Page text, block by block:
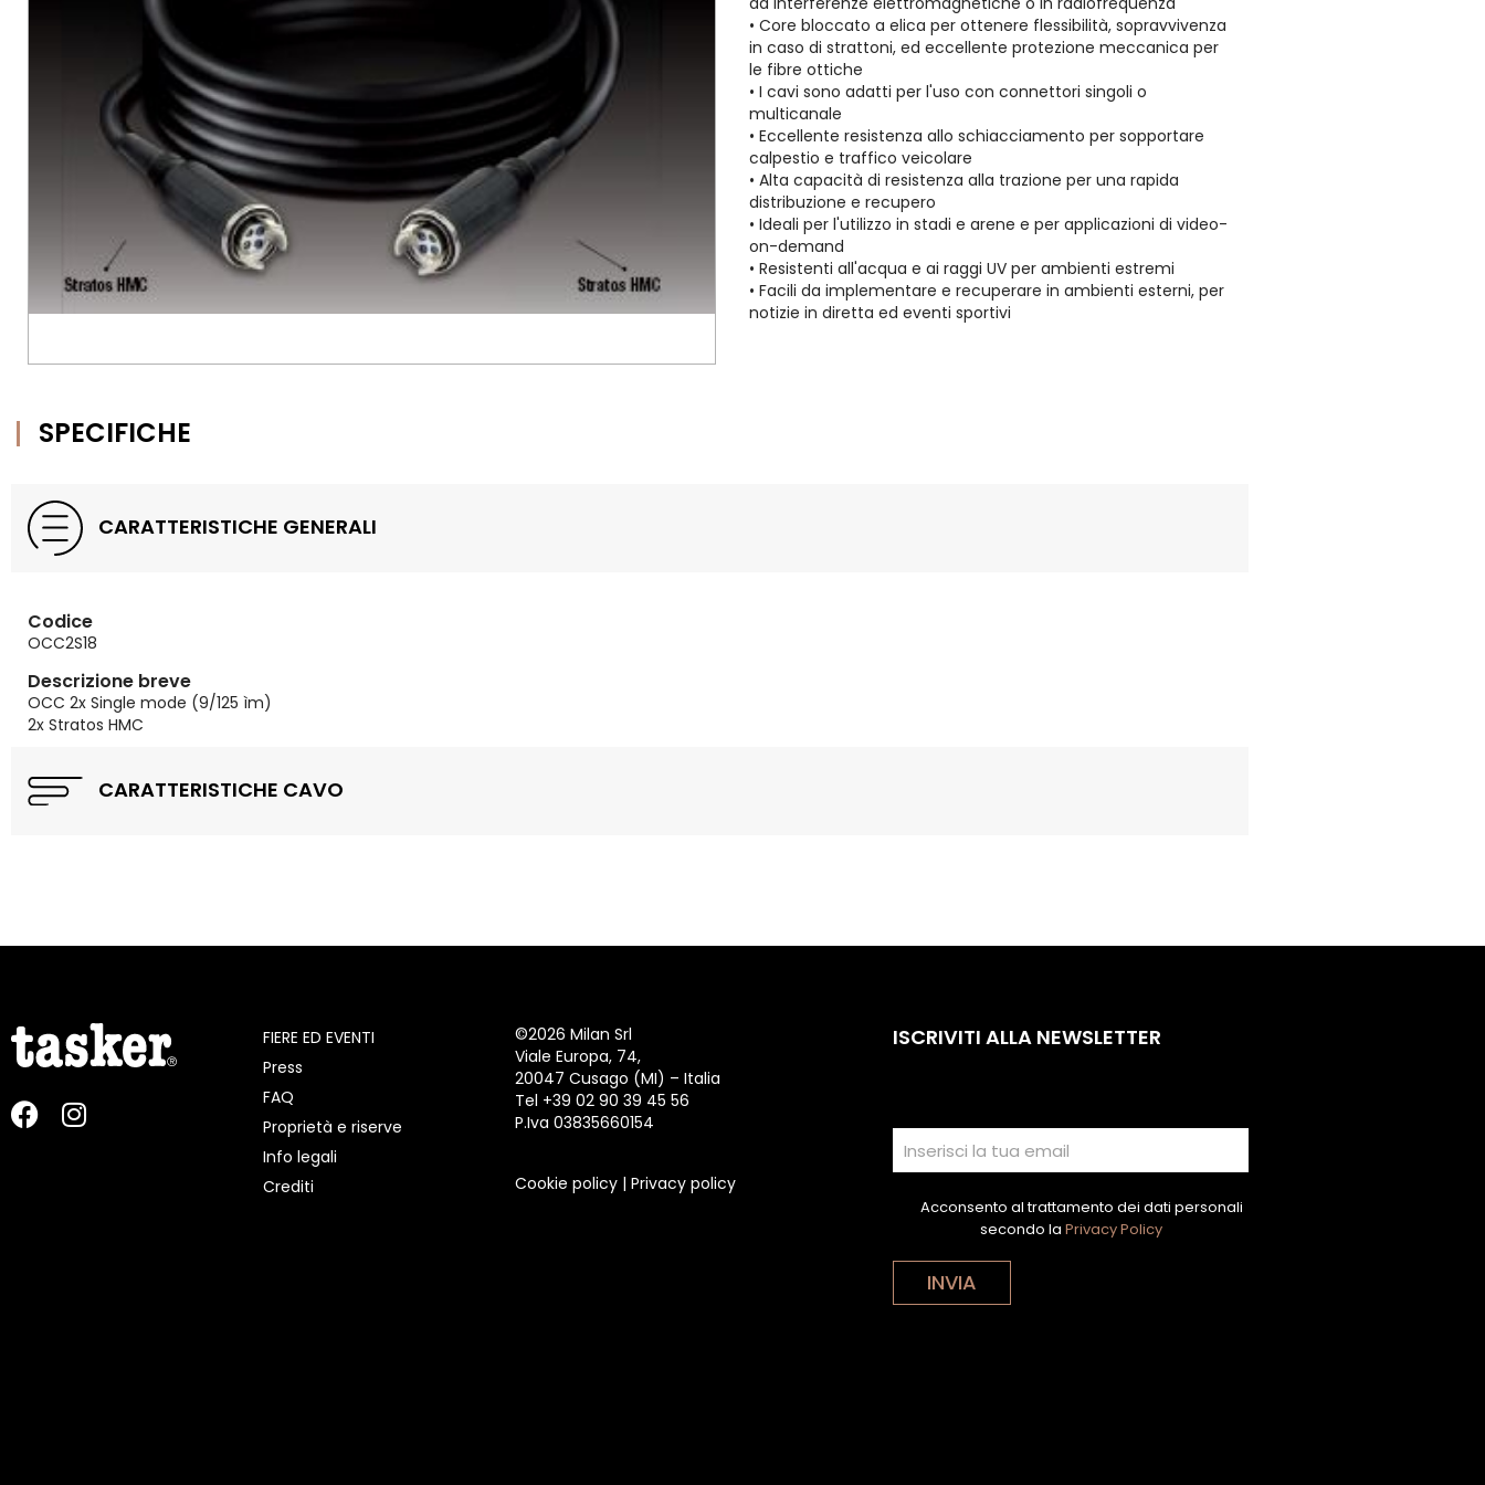
• Core bloccato a elica per ottenere flessibilità, sopravvivenza
in caso di strattoni, ed eccellente protezione meccanica per
le fibre ottiche
• I cavi sono adatti per l'uso con connettori singoli o
multicanale
• Eccellente resistenza allo schiacciamento per sopportare
calpestio e traffico veicolare
• Alta capacità di resistenza alla trazione per una rapida
distribuzione e recupero
• Ideali per l'utilizzo in stadi e arene e per applicazioni di video-
on-demand
• Resistenti all'acqua e ai raggi UV per ambienti estremi
• Facili da implementare e recuperare in ambienti esterni, per
notizie in diretta ed eventi sportivi
SPECIFICHE
CARATTERISTICHE GENERALI
Codice
OCC2S18
Descrizione breve
OCC 2x Single mode (9/125 ìm)
2x Stratos HMC
CARATTERISTICHE CAVO
FIERE ED EVENTI
Press
FAQ
Proprietà e riserve
Info legali
Crediti
©2026 Milan Srl
Viale Europa, 74,
20047 Cusago (MI) – Italia
Tel +39 02 90 39 45 56
P.Iva 03835660154
Cookie policy | Privacy policy
ISCRIVITI ALLA NEWSLETTER
Acconsento al trattamento dei dati personali
secondo la Privacy Policy
INVIA